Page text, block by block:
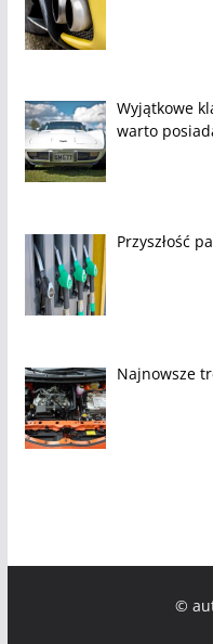
Wyjątkowe
warto
Przyszłość
Najnowsze
©